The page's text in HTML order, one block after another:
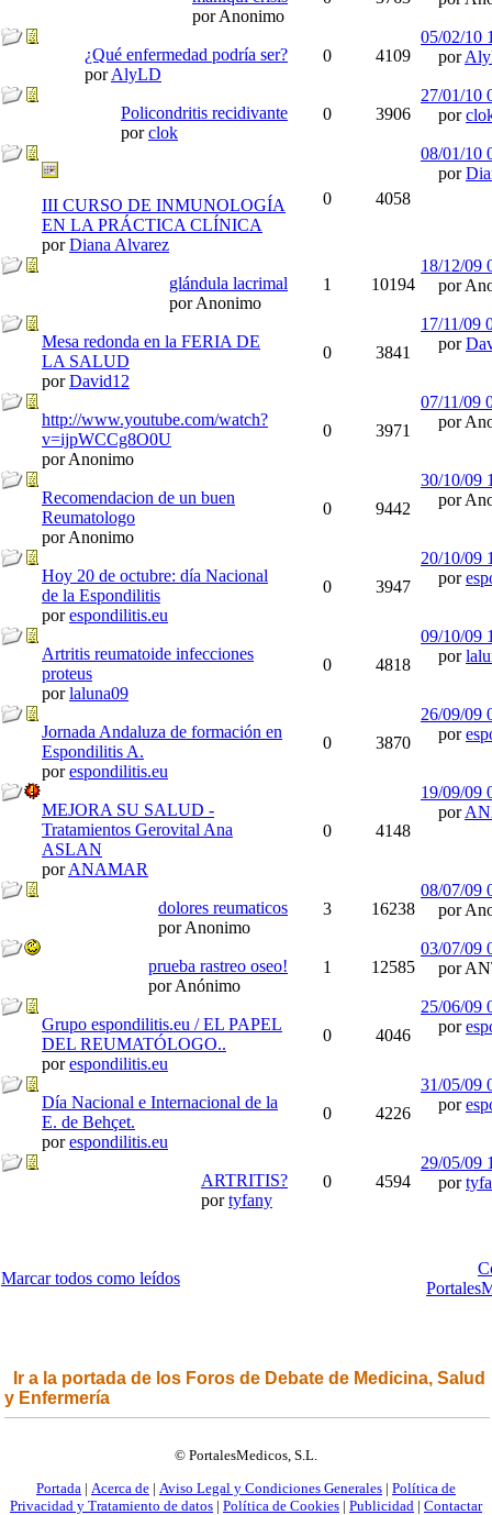
por Anonimo
¿Qué enfermedad podría ser?
porAlyLD
0 4109
05/02/10
por
Policondritis recidivante
porclok
0 3906
27/01/10
por
III CURSO DE INMUNOLOGÍA
EN LA PRÁCTICA CLÍNICA
porDiana Alvarez
0 4058
08/01/10
por
glándula lacrimal
por Anonimo
1 10194
18/12/09
por
Mesa redonda en la FERIA DE
LA SALUD
porDavid12
0 3841
17/11/09
por
http://www.youtube.com/watch?
v=ijpWCCg8O0U
por Anonimo
0 3971
07/11/09
por
Recomendacion de un buen
Reumatologo
por Anonimo
0 9442
30/10/09
por
Hoy 20 de octubre: día Nacional
de la Espondilitis
porespondilitis.eu
0 3947
20/10/09
por
Artritis reumatoide infecciones
proteus
porlaluna09
0 4818
09/10/09
por
Jornada Andaluza de formación en
Espondilitis A.
porespondilitis.eu
0 3870
26/09/09
por
MEJORA SU SALUD -
Tratamientos Gerovital Ana
ASLAN
porANAMAR
0 4148
19/09/09
por
dolores reumaticos
por Anonimo
3 16238
08/07/09
por
prueba rastreo oseo!
por Anónimo
1 12585
03/07/09
por
Grupo espondilitis.eu / EL PAPEL
DEL REUMATÓLOGO..
porespondilitis.eu
0 4046
25/06/09
por
Día Nacional e Internacional de la
E. de Behçet.
porespondilitis.eu
0 4226
31/05/09
por
ARTRITIS?
portyfany
0 4594
29/05/09
por
Marcar todos como leídos
Ir a la portada de los Foros de Debate de Medicina, Salud
y Enfermería
© PortalesMedicos, S.L.
Portada | Acerca de | Aviso Legal y Condiciones Generales | Política de
Privacidad y Tratamiento de datos | Política de Cookies | Publicidad | Contactar